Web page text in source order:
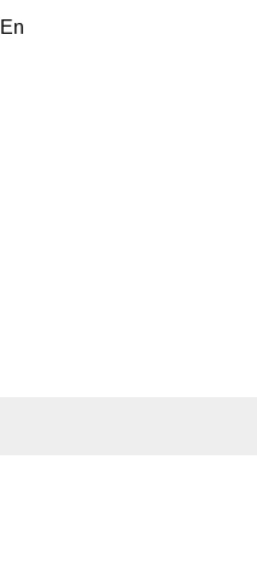
En